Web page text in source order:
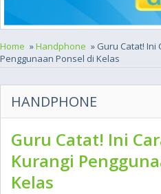
Home »Handphone » Guru Catat! Ini
Penggunaan Ponsel di Kelas
HANDPHONE
Guru Catat! Ini
Kurangi
Kelas